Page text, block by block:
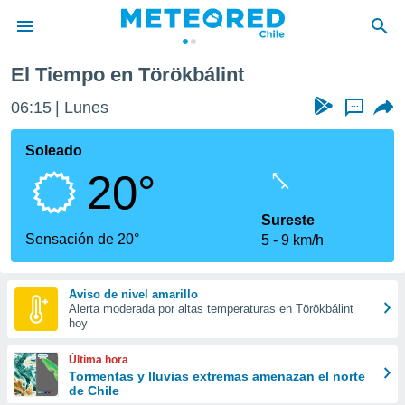
de
por
que se
calidad.
a este
las
y
forma
digital
basada
El Tiempo en Törökbálint
06:15 Lunes ...
Soleado
20°
Sensación de 20°
Sureste
5
9 km/h
Aviso de nivel amarillo
Alerta moderada por altas temperaturas en Törökbálint
hoy
Última hora
Tormentas y lluvias extremas amenazan el norte
de Chile